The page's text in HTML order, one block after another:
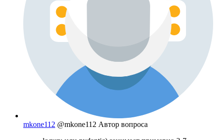
mkone112 @mkone112 Автор вопроса